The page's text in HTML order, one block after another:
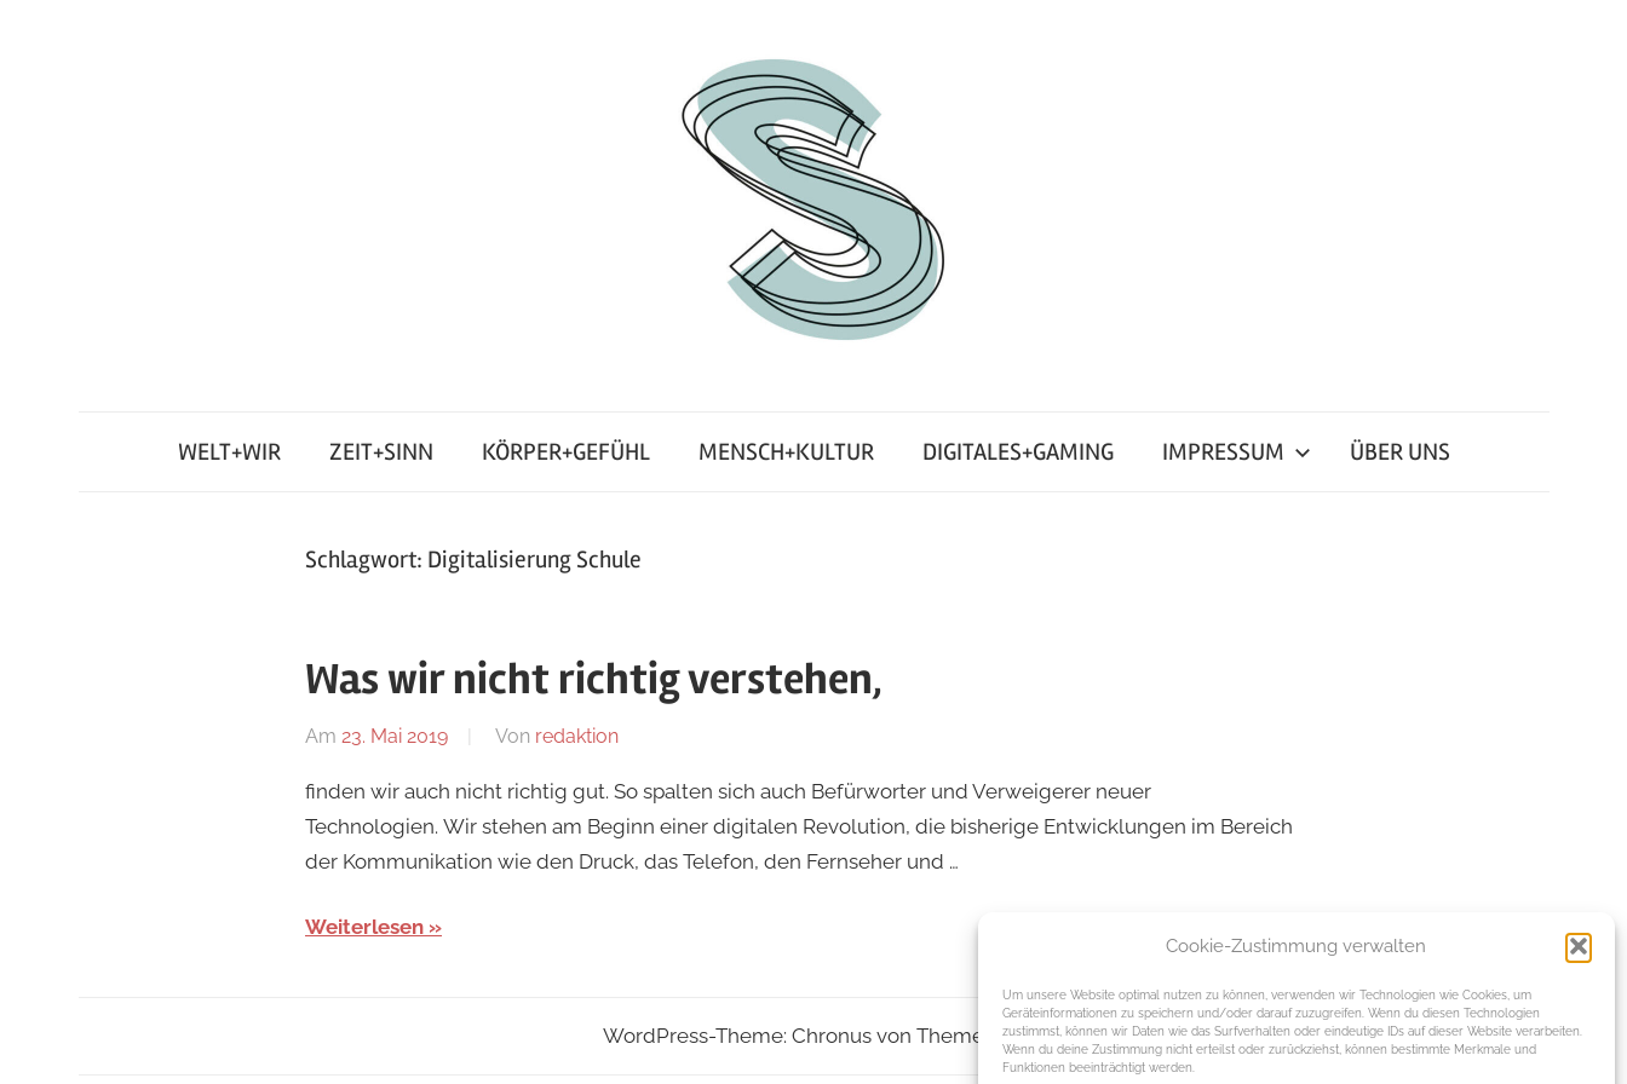
Cookie-Zustimmung verwalten
Um unsere Website optimal nutzen zu können, verwenden wir Technologien wie Cookies, um
Geräteinformationen zu speichern und/oder darauf zuzugreifen. Wenn du diesen Technologien
zustimmst, können wir Daten wie das Surfverhalten oder eindeutige IDs auf dieser Website verarbeiten.
Wenn du deine Zustimmung nicht erteilst oder zurückziehst, können bestimmte Merkmale und
Funktionen beeinträchtigt werden.
WELT+WIR ZEIT+SINN KÖRPER+GEFÜHL MENSCH+KULTUR DIGITALES+GAMING IMPRESSUM ÜBER UNS
Schlagwort: Digitalisierung Schule
Was wir nicht richtig verstehen,
Am 23. Mai 2019 Von redaktion
finden wir auch nicht richtig gut. So spalten sich auch Befürworter und Verweigerer neuer
Technologien. Wir stehen am Beginn einer digitalen Revolution, die bisherige Entwicklungen im Bereich
der Kommunikation wie den Druck, das Telefon, den Fernseher und …
Weiterlesen
WordPress-Theme: Chronus von ThemeZee.